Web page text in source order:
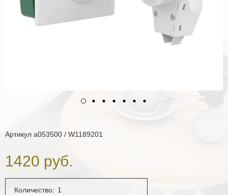
Артикул a053500 / W1189201
1420 руб.
Количество: